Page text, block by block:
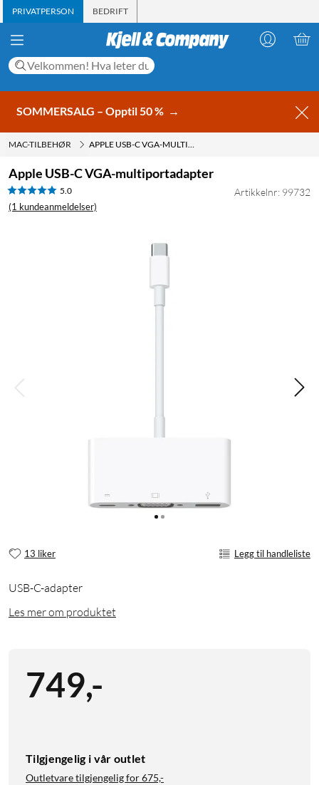
PRIVATPERSON BEDRIFT
SOMMERSALG – Opptil 50 % →
MAC-TILBEHØR APPLE USB-C VGA-MULTIPORTADAPTER
Apple USB-C VGA-multiportadapter
5.0
(1 kundeanmeldelser)
Artikkelnr: 99732
13 liker Legg til handleliste
USB-C-adapter
Les mer om produktet
749,-
Tilgjengelig i vår outlet
Outletvare tilgjengelig for675,-